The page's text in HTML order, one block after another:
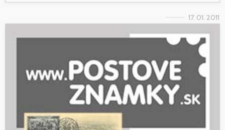
17. 01. 2011